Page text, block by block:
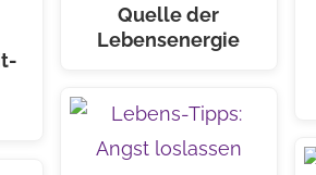
Quelle der
Lebensenergie